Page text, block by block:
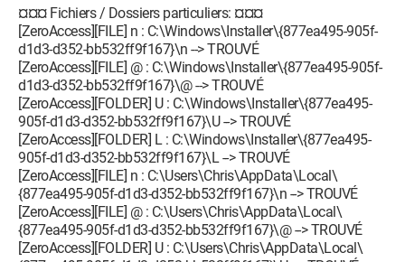
O23 - Service: @%SystemRoot%\System32\certprop.dll,-13
(SCPolicySvc) - Unknown owner -
C:\Windows\system32\svchost.exe
O23 - Service: @%SystemRoot%\system32\sdrsvc.dll,-107
(SDRSVC) - Unknown owner -
C:\Windows\system32\svchost.exe
O23 - Service: @%SystemRoot%\system32\seclogon.dll,-7001
(seclogon) - Unknown owner -
C:\Windows\system32\svchost.exe
O23 - Service: @%SystemRoot%\system32\Sens.dll,-200
(SENS) - Unknown owner -
C:\Windows\system32\svchost.exe
O23 - Service: @%SystemRoot%\System32\sensrsvc.dll,-1000
(SensrSvc) - Unknown owner -
¤¤¤ Fichiers / Dossiers particuliers: ¤¤¤
[ZeroAccess][FILE] n : C:\Windows\Installer\{877ea495-905f-
d1d3-d352-bb532ff9f167}\n --> TROUVÉ
[ZeroAccess][FILE] @ : C:\Windows\Installer\{877ea495-905f-
d1d3-d352-bb532ff9f167}\@ --> TROUVÉ
[ZeroAccess][FOLDER] U : C:\Windows\Installer\{877ea495-
905f-d1d3-d352-bb532ff9f167}\U --> TROUVÉ
[ZeroAccess][FOLDER] L : C:\Windows\Installer\{877ea495-
905f-d1d3-d352-bb532ff9f167}\L --> TROUVÉ
[ZeroAccess][FILE] n : C:\Users\Chris\AppData\Local\
{877ea495-905f-d1d3-d352-bb532ff9f167}\n --> TROUVÉ
[ZeroAccess][FILE] @ : C:\Users\Chris\AppData\Local\
{877ea495-905f-d1d3-d352-bb532ff9f167}\@ --> TROUVÉ
[ZeroAccess][FOLDER] U : C:\Users\Chris\AppData\Local\